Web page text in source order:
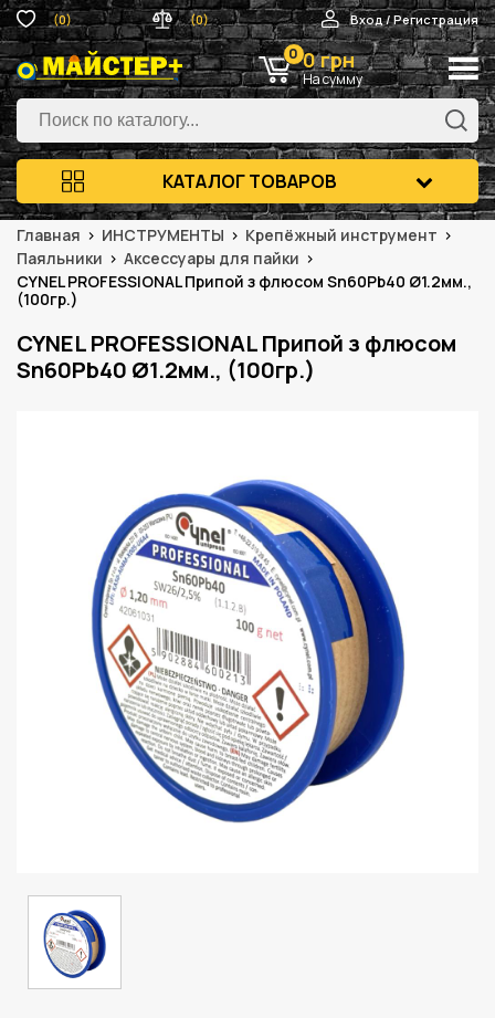
(0) (0) Вход / Регистрация
0 0 грн
На сумму
КАТАЛОГ ТОВАРОВ
Главная ИНСТРУМЕНТЫ
Крепёжный инструмент
Паяльники
Аксессуары для пайки
CYNEL PROFESSIONAL Припой з флюсом Sn60Pb40 Ø1.2мм.,
(100гр.)
CYNEL PROFESSIONAL Припой з флюсом
Sn60Pb40 Ø1.2мм., (100гр.)